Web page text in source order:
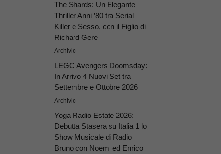
The Shards: Un Elegante
Thriller Anni ’80 tra Serial
Killer e Sesso, con il Figlio di
Richard Gere
Archivio
LEGO Avengers Doomsday:
In Arrivo 4 Nuovi Set tra
Settembre e Ottobre 2026
Archivio
Yoga Radio Estate 2026:
Debutta Stasera su Italia 1 lo
Show Musicale di Radio
Bruno con Noemi ed Enrico